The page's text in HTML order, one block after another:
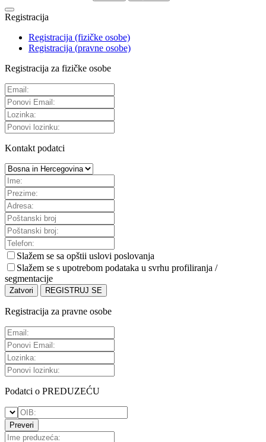
Registracija
Registracija (fizičke osobe)
Registracija (pravne osobe)
Registracija za fizičke osobe
Kontakt podatci
Slažem se sa opštii uslovi poslovanja
Slažem se s upotrebom podataka u svrhu profiliranja /
segmentacije
Zatvori REGISTRUJ SE
Registracija za pravne osobe
Podatci o PREDUZEĆU
Preveri